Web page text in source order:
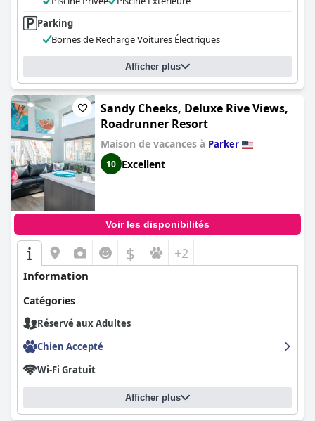
Parking
Bornes de Recharge Voitures Électriques
Afficher plus
Sandy Cheeks, Deluxe Rive Views,
Roadrunner Resort
Maison de vacances à Parker
10 Excellent
Voir les disponibilités
$ +2
Information
Catégories
Réservé aux Adultes
Chien Accepté
Wi-Fi Gratuit
Afficher plus